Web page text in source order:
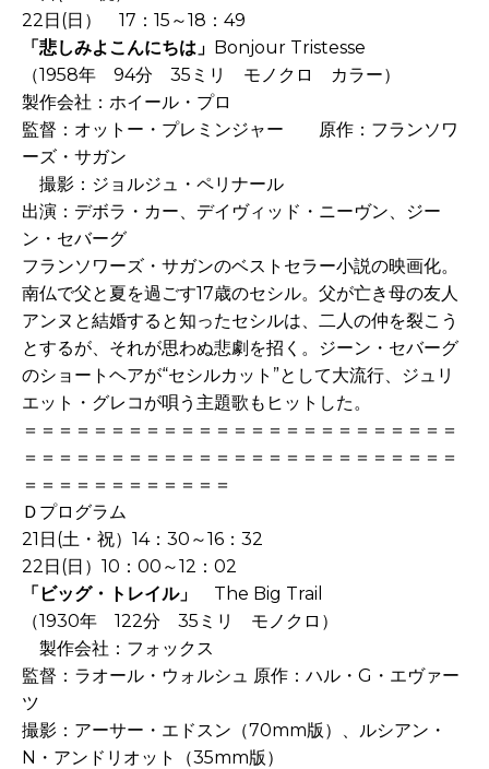
22日(日） 17：15～18：49
「悲しみよこんにちは」 Bonjour Tristesse
（1958年 94分 35ミリ モノクロ カラー）
製作会社：ホイール・プロ
監督：オットー・プレミンジャー 原作：フランソワ
ーズ・サガン
撮影：ジョルジュ・ペリナール
出演：デボラ・カー、デイヴィッド・ニーヴン、ジー
ン・セバーグ
フランソワーズ・サガンのベストセラー小説の映画化。
南仏で父と夏を過ごす17歳のセシル。父が亡き母の友人
アンヌと結婚すると知ったセシルは、二人の仲を裂こう
とするが、それが思わぬ悲劇を招く。ジーン・セバーグ
のショートヘアが“セシルカット”として大流行、ジュリ
エット・グレコが唄う主題歌もヒットした。
＝＝＝＝＝＝＝＝＝＝＝＝＝＝＝＝＝＝＝＝＝＝＝＝＝
＝＝＝＝＝＝＝＝＝＝＝＝＝＝＝＝＝＝＝＝＝＝＝＝＝
＝＝＝＝＝＝＝＝＝＝＝＝
Ｄプログラム
21日(土・祝）14：30～16：32
22日(日）10：00～12：02
「ビッグ・トレイル」
The Big Trail
（1930年 122分 35ミリ モノクロ）
製作会社：フォックス
監督：ラオール・ウォルシュ 原作：ハル・G・エヴァー
ツ
撮影：アーサー・エドスン（70mm版）、ルシアン・
N・アンドリオット（35mm版）